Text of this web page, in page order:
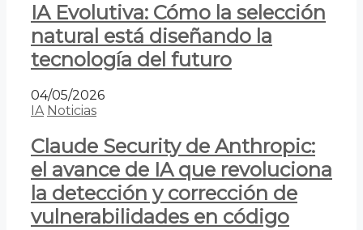
IA Evolutiva: Cómo la selección
natural está diseñando la
tecnología del futuro
04/05/2026
IA Noticias
Claude Security de Anthropic:
el avance de IA que revoluciona
la detección y corrección de
vulnerabilidades en código